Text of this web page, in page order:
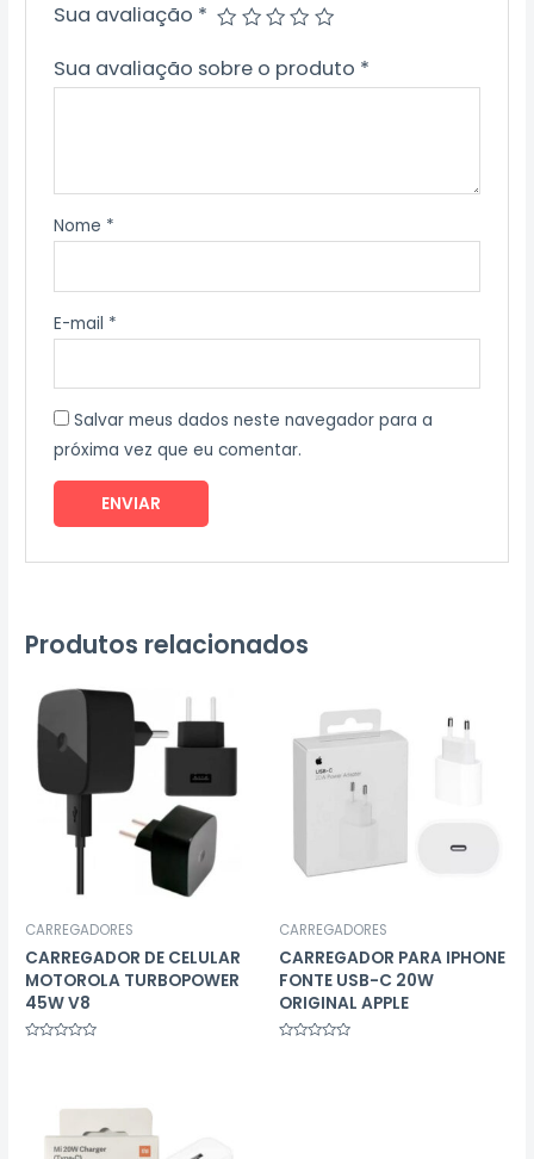
Sua avaliação *
Sua avaliação sobre o produto *
Nome *
E-mail *
Salvar meus dados neste navegador para a
próxima vez que eu comentar.
Produtos relacionados
CARREGADORES
CARREGADOR DE CELULAR
MOTOROLA TURBOPOWER
45W V8
CARREGADORES
CARREGADOR PARA IPHONE
FONTE USB-C 20W
ORIGINAL APPLE